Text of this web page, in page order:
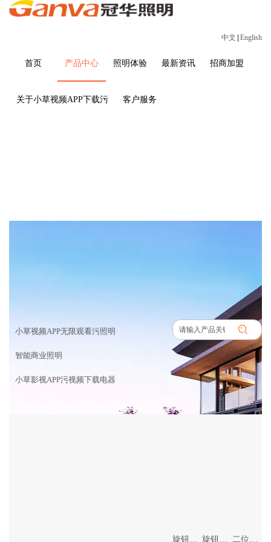
中文 English
首页 产品中心 照明体验 最新资讯 招商加盟
关于小草视频APP下载污 客户服务
小草视频APP无限观看污照明
智能商业照明
小草影视APP污视频下载电器
旋钮智能温控开关 旋钮智能调光开关 二位智能开关